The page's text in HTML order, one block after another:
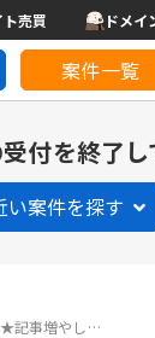
売買 ドメイ
案件一覧
付を終了し
い案件を探す
★記事増やし…